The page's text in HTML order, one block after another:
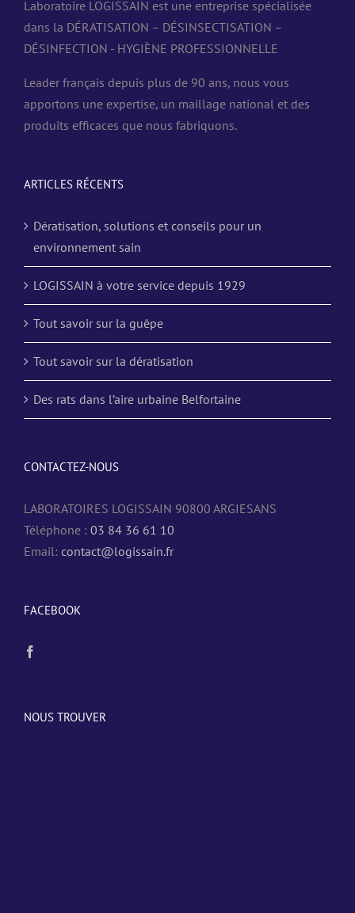
Laboratoire LOGISSAIN est une entreprise spécialisée
dans la DÉRATISATION – DÉSINSECTISATION –
DÉSINFECTION - HYGIÈNE PROFESSIONNELLE
Leader français depuis plus de 90 ans, nous vous
apportons une expertise, un maillage national et des
produits efficaces que nous fabriquons.
ARTICLES RÉCENTS
Dératisation, solutions et conseils pour un
environnement sain
LOGISSAIN à votre service depuis 1929
Tout savoir sur la guêpe
Tout savoir sur la dératisation
Des rats dans l’aire urbaine Belfortaine
CONTACTEZ-NOUS
LABORATOIRES LOGISSAIN 90800 ARGIESANS
Téléphone : 03 84 36 61 10
Email: contact@logissain.fr
FACEBOOK
NOUS TROUVER